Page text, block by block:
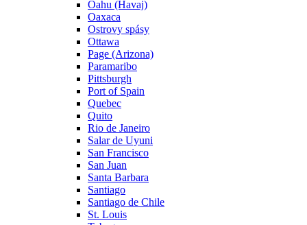
Oahu (Havaj)
Oaxaca
Ostrovy spásy
Ottawa
Page (Arizona)
Paramaribo
Pittsburgh
Port of Spain
Quebec
Quito
Rio de Janeiro
Salar de Uyuni
San Francisco
San Juan
Santa Barbara
Santiago
Santiago de Chile
St. Louis